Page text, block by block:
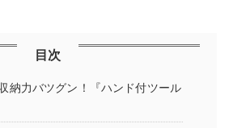
目次
納力バツグン！『ハンド付ツール